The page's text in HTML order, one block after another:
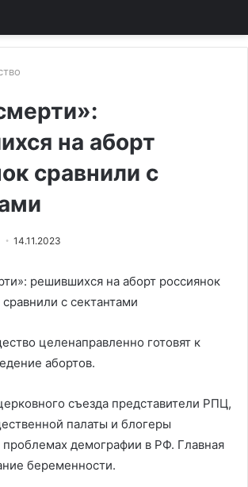
на аборт
сравнили с
14.11.2023
целенаправленно готовят к
абортов.
съезда представители РПЦ,
палаты и блогеры
демографии в РФ. Главная
беременности.